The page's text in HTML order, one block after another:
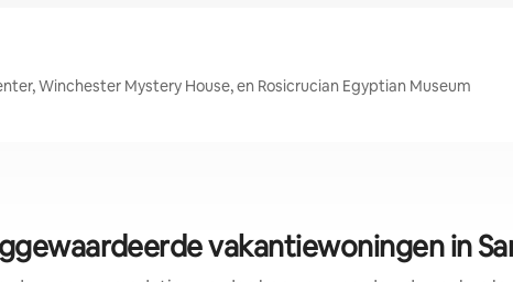
Winchester Mystery House, en Rosicrucian Egyptian Museum
vakantiewoningen in